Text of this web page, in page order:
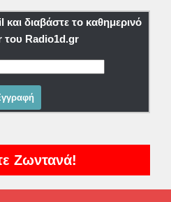
διαβάστε το καθημερινό
του Radio1d.gr
Ζωντανά!